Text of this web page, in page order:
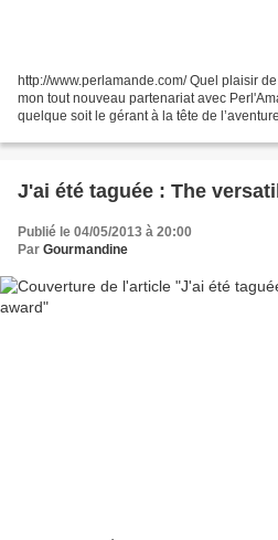
http://www.perlamande.com/ Quel plaisir
mon tout nouveau partenariat avec
quelque soit le gérant à la tête de
J'ai été taguée : The
Publié le 04/05/2013 à 20:00
Par Gourmandine